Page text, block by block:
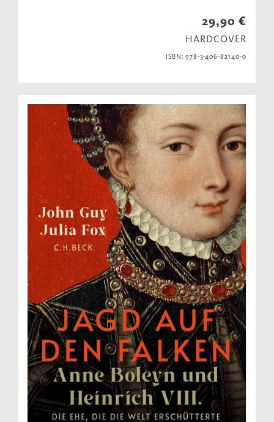
29,90 €
HARDCOVER
ISBN: 978-3-406-82140-0